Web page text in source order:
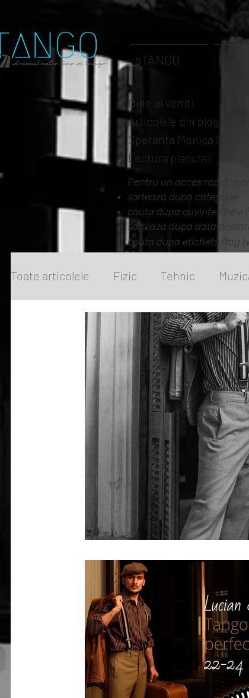
sTANGO
Bine ai venit!
Articolele din blog sunt
Speranta Monica Stan
Lectura placuta!
Pentru un acces rapid la
sorteaza dupa categorie
cauta dupa cuvinte cheie
sorteaza dupa data
cauta dupa eticheta/tag (
Toate articolele Fizic Tehnic
IntrebariFrecvente TerapiiAlternative